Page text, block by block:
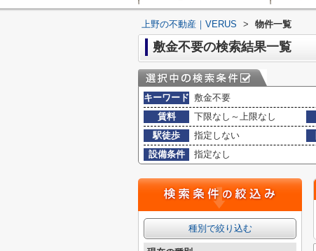
上野の不動産｜VERUS > 物件一覧
敷金不要の検索結果一覧
キーワード 敷金不要
賃料
下限なし～上限なし
駅徒歩
指定しない
設備条件
指定なし
種別で絞り込む